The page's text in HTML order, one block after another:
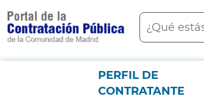
contenido
principal
Buscar
Menú PCON
PERFIL DE
CONTRATANTE
A/SUM039349 Suministro de sistemas